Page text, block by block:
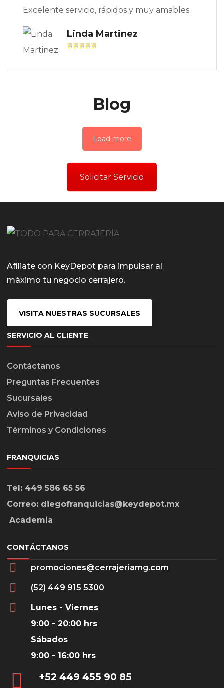
Excelente servicio, rápidos y muy amables
Linda Martinez
Blog
Load more
Solicitar Servicio
Afíliate con KeyDepot para impulsar al
máximo tu negocio cerrajero.
VISITA NUESTRAS SUCURSALES
SERVICIO AL CLIENTE
Contáctanos
Preguntas Frecuentes
Sucursales
Aviso de Privacidad
Términos y Condiciones
FRANQUICIAS
Tel: 449 586 65 56
Correo: diegofranquicias@keydepot.mx
Academia
CONTÁCTANOS
promociones@cerrajeriamg.com
(52) 449 915 5300
Lunes - Viernes
9:00 - 20:00 hrs
Sábados
9:00 - 16:00 hrs
‎+52 449 455 90 85